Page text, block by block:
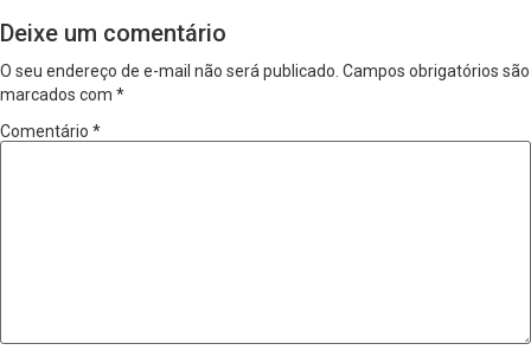
Deixe um comentário
O seu endereço de e-mail não será publicado. Campos obrigatórios são
marcados com *
Comentário *